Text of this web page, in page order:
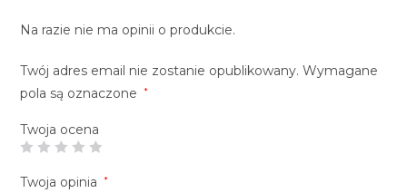
Na razie nie ma opinii o produkcie.
Twój adres email nie zostanie opublikowany. Wymagane
pola są oznaczone
*
Twoja ocena
Twoja opinia *